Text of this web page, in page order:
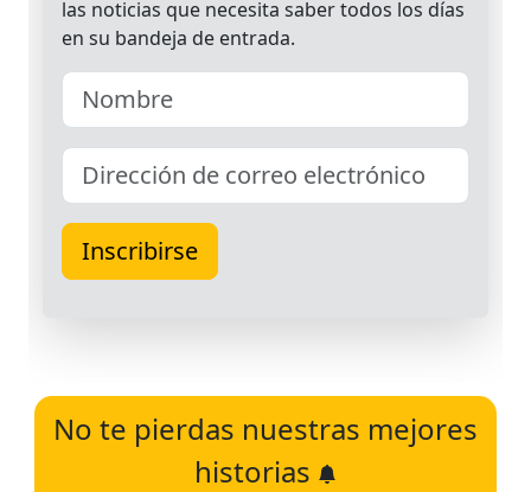
No te pierdas nuestras mejores
historias